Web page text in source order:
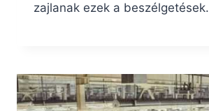
zajlanak ezek a beszélgetések.